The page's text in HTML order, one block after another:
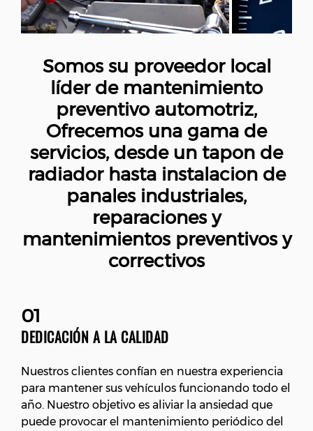
Somos su proveedor local
líder de mantenimiento
preventivo automotriz,
Ofrecemos una gama de
servicios, desde un tapon de
radiador hasta instalacion de
panales industriales,
reparaciones y
mantenimientos preventivos y
correctivos
01
DEDICACIÓN A LA CALIDAD
Nuestros clientes confían en nuestra experiencia
para mantener sus vehículos funcionando todo el
año. Nuestro objetivo es aliviar la ansiedad que
puede provocar el mantenimiento periódico del